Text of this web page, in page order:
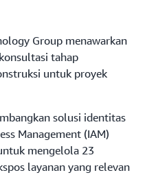
Group menawarkan
tahap
untuk proyek
solusi identitas
Management (IAM)
mengelola 23
layanan yang relevan